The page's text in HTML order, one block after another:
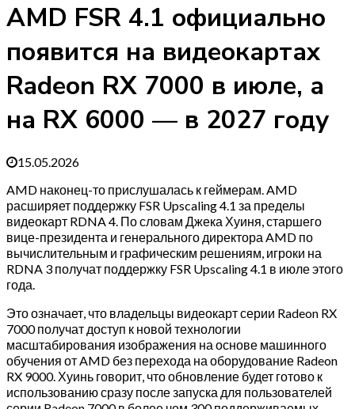
AMD FSR 4.1 официально
появится на видеокартах
Radeon RX 7000 в июле, а
на RX 6000 — в 2027 году
15.05.2026
AMD наконец-то прислушалась к геймерам. AMD
расширяет поддержку FSR Upscaling 4.1 за пределы
видеокарт RDNA 4. По словам Джека Хуиня, старшего
вице-президента и генерального директора AMD по
вычислительным и графическим решениям, игроки на
RDNA 3 получат поддержку FSR Upscaling 4.1 в июле этого
года.
Это означает, что владельцы видеокарт серии Radeon RX
7000 получат доступ к новой технологии
масштабирования изображения на основе машинного
обучения от AMD без перехода на оборудование Radeon
RX 9000. Хуинь говорит, что обновление будет готово к
использованию сразу после запуска для пользователей